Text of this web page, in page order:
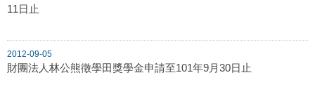
11日止
2012-09-05
財團法人林公熊徵學田獎學金申請至101年9月30日止